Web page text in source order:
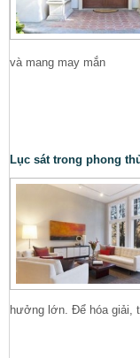
và mang may mắn
Lục sát trong phong
hưởng lớn. Để hóa giải,